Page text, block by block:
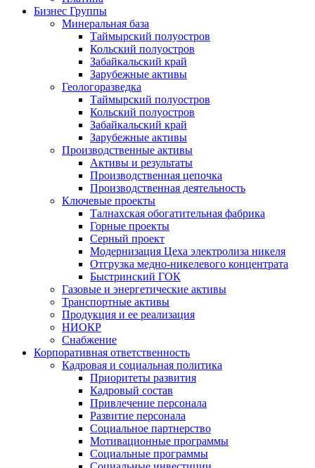
Бизнес Группы
Минеральная база
Таймырский полуостров
Кольский полуостров
Забайкальский край
Зарубежные активы
Геологоразведка
Таймырский полуостров
Кольский полуостров
Забайкальский край
Зарубежные активы
Производственные активы
Активы и результаты
Производственная цепочка
Производственная деятельность
Ключевые проекты
Талнахская обогатительная фабрика
Горные проекты
Серный проект
Модернизация Цеха электролиза никеля
Отгрузка медно-никелевого концентрата
Быстринский ГОК
Газовые и энергетические активы
Транспортные активы
Продукция и ее реализация
НИОКР
Снабжение
Корпоративная ответственность
Кадровая и социальная политика
Приоритеты развития
Кадровый состав
Привлечение персонала
Развитие персонала
Социальное партнерство
Мотивационные программы
Социальные программы